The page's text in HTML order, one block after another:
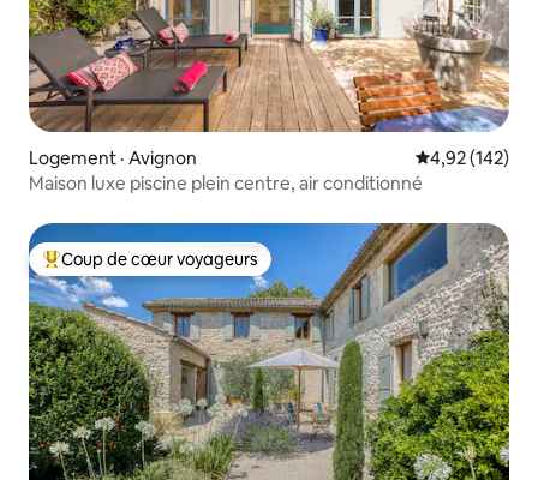
Logement · Avignon Note
4,92 (142)
Maison luxe piscine plein centre, air conditionné
Coup de cœur voyageurs parmi les plus aimés
Coup de cœur voyageurs